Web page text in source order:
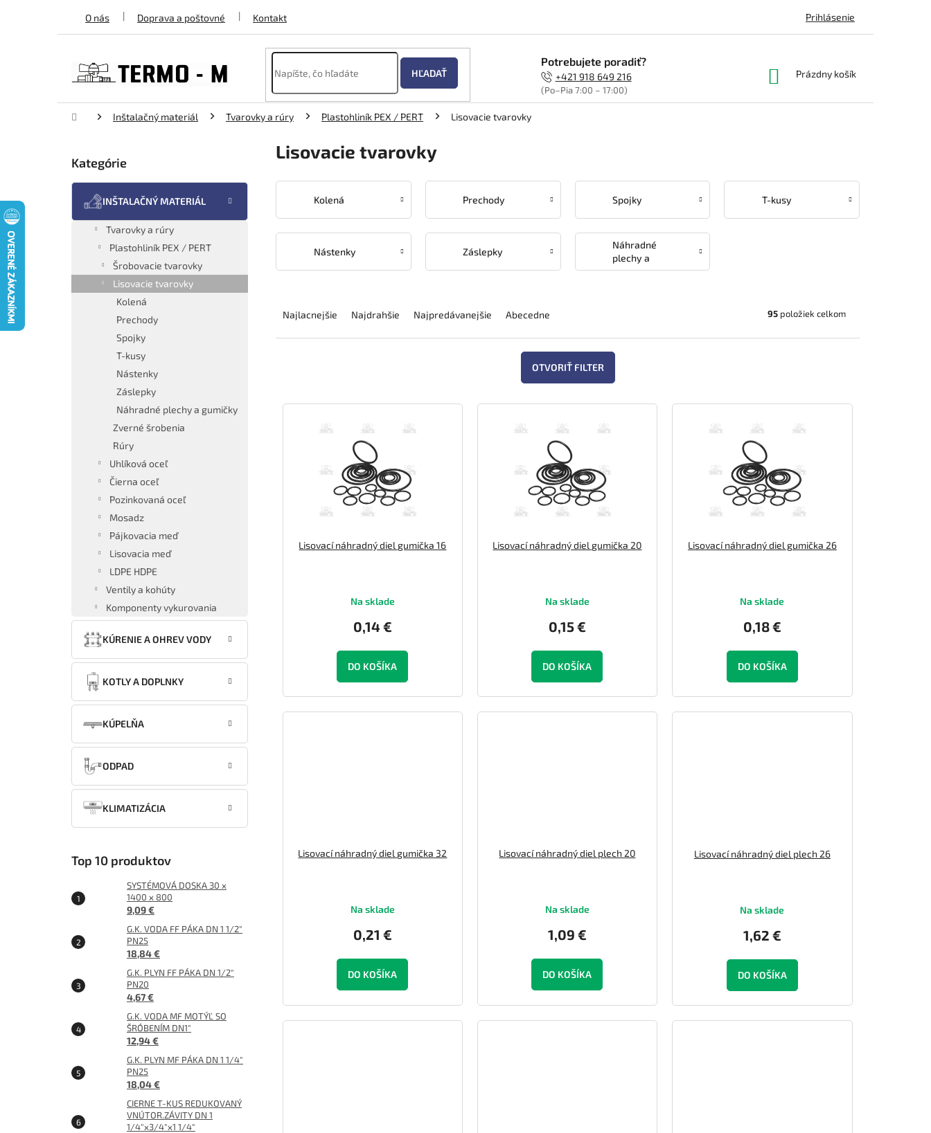
O nás Doprava a poštovné Kontakt Prihlásenie
HĽADAŤ
Potrebujete poradiť?
+421 918 649 216
(Po–Pia 7:00 – 17:00)
NÁKUPNÝ
Prázdny košík
DomovInštalačný materiál Tvarovky a rúry Plastohliník PEX / PERT Lisovacie tvarovky
Preskočiť
Kategórie
INŠTALAČNÝ MATERIÁL
Tvarovky a rúry
Plastohliník PEX / PERT
Šrobovacie tvarovky
Lisovacie tvarovky
Kolená
Prechody
Spojky
T-kusy
Nástenky
Záslepky
Náhradné plechy a gumičky
Zverné šrobenia
Rúry
Uhlíková oceľ
Čierna oceľ
Pozinkovaná oceľ
Mosadz
Pájkovacia meď
Lisovacia meď
LDPE HDPE
Ventily a kohúty
Komponenty vykurovania
KÚRENIE A OHREV VODY
KOTLY A DOPLNKY
KÚPELŇA
ODPAD
KLIMATIZÁCIA
Top 10 produktov
SYSTÉMOVÁ DOSKA 30 x
1400 x 800
9,09 €
G.K. VODA FF PÁKA DN 1 1/2"
PN25
18,84 €
G.K. PLYN FF PÁKA DN 1/2"
PN20
4,67 €
G.K. VODA MF MOTÝĽ SO
ŠRÓBENÍM DN1"
12,94 €
G.K. PLYN MF PÁKA DN 1 1/4"
PN25
18,04 €
CIERNE T-KUS REDUKOVANÝ
VNÚTOR.ZÁVITY DN 1
1/4"x3/4"x1 1/4"
Lisovacie tvarovky
Kolená Prechody Spojky T-kusy
Nástenky Záslepky
Náhradné
plechy a
gumičky
e
p
Najlacnejšie Najdrahšie Najpredávanejšie Abecedne 95 položiek celkom
OTVORIŤ FILTER
V
Lisovací náhradný diel gumička 16
Na sklade
0,14 €
DO KOŠÍKA
Lisovací náhradný diel gumička 20
Na sklade
0,15 €
DO KOŠÍKA
Lisovací náhradný diel gumička 26
Na sklade
0,18 €
DO KOŠÍKA
Lisovací náhradný diel gumička 32
Na sklade
0,21 €
DO KOŠÍKA
Lisovací náhradný diel plech 20
Na sklade
1,09 €
DO KOŠÍKA
Lisovací náhradný diel plech 26
Na sklade
1,62 €
DO KOŠÍKA